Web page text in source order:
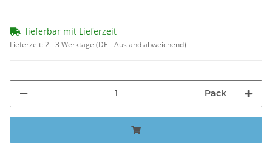
lieferbar mit Lieferzeit
Lieferzeit:2 - 3 Werktage (DE - Ausland abweichend)
Pack